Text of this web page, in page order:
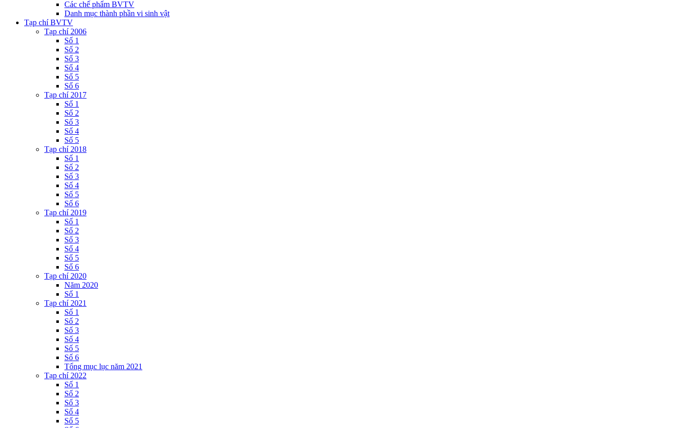
Các chế phẩm BVTV
Danh mục thành phần vi sinh vật
Tạp chí BVTV
Tạp chí 2006
Số 1
Số 2
Số 3
Số 4
Số 5
Số 6
Tạp chí 2017
Số 1
Số 2
Số 3
Số 4
Số 5
Tạp chí 2018
Số 1
Số 2
Số 3
Số 4
Số 5
Số 6
Tạp chí 2019
Số 1
Số 2
Số 3
Số 4
Số 5
Số 6
Tạp chí 2020
Năm 2020
Số 1
Tạp chí 2021
Số 1
Số 2
Số 3
Số 4
Số 5
Số 6
Tổng mục lục năm 2021
Tạp chí 2022
Số 1
Số 2
Số 3
Số 4
Số 5